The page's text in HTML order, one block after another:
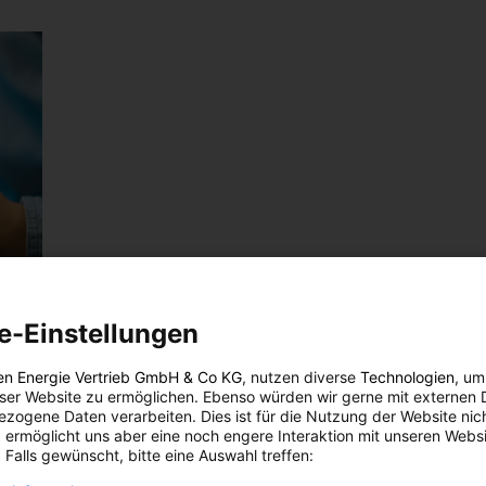
Einstellungen
Energie Vertrieb GmbH & Co KG, nutzen diverse Technologien,
Website zu ermöglichen. Ebenso würden wir gerne mit externen
Daten verarbeiten. Dies ist für die Nutzung der Website
ermöglicht uns aber eine noch engere Interaktion mit unseren
Falls gewünscht, bitte eine Auswahl treffen: